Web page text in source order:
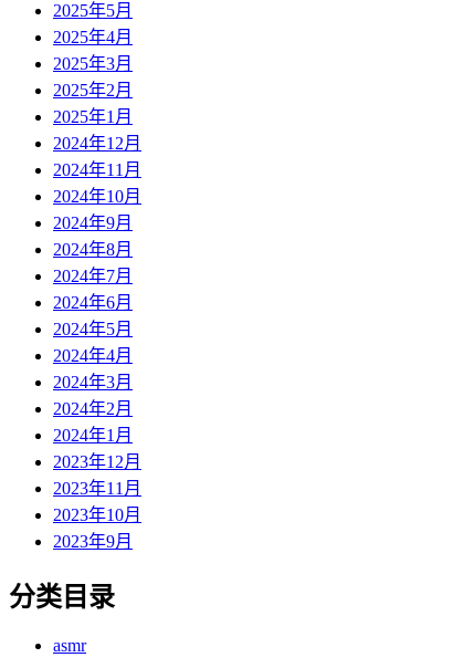
2025年5月
2025年4月
2025年3月
2025年2月
2025年1月
2024年12月
2024年11月
2024年10月
2024年9月
2024年8月
2024年7月
2024年6月
2024年5月
2024年4月
2024年3月
2024年2月
2024年1月
2023年12月
2023年11月
2023年10月
2023年9月
分类目录
asmr